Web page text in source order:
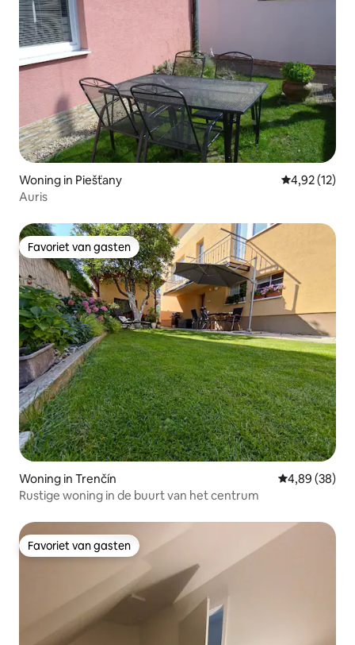
Woning in Piešťany Gemiddelde
4,92 (12)
Auris
Favoriet van gasten
Favoriet van gasten
Woning in Trenčín Gemiddelde
4,89 (38)
Rustige woning in de buurt van het centrum
Favoriet van gasten
Favoriet van gasten